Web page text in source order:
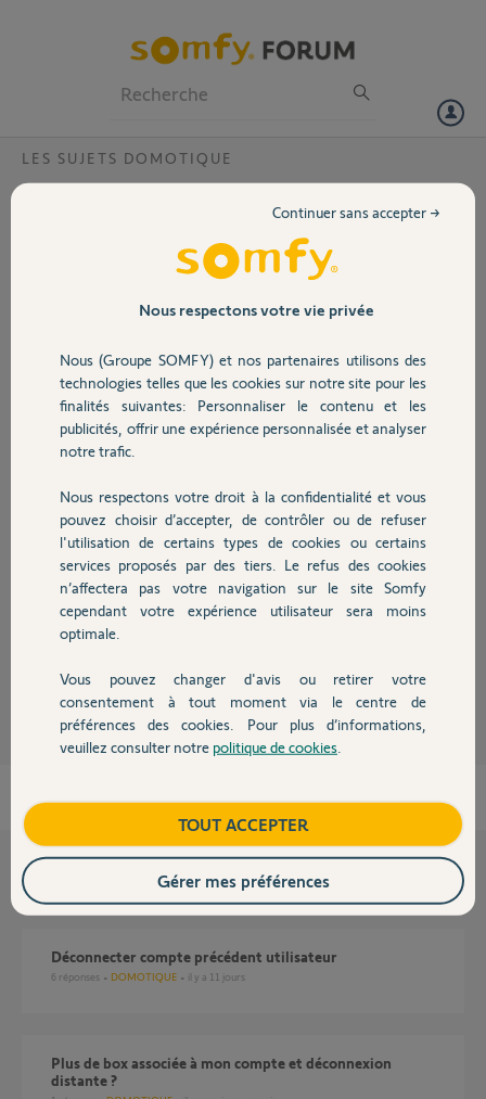
Volet
Sécurité
Domotique
Chauffage
Autres produits
Devis avec un pro
Contact
LES SUJETS DOMOTIQUE
J'ai été connecté de mon compte Somfy et je ne parviens pas à
retrouver mon e-mail de connexion...
Dispositif TaHoma Switch
Merci pour votre aide
Nicole C.
il y a environ un mois
Participer au fil de discussion
Réponses
zero réponse?
il y a environ un mois
Questions liées
Déconnecter compte précédent utilisateur
6 réponses DOMOTIQUE il y a 11 jours
Plus de box associée à mon compte et déconnexion
distante ?
Nous respectons votre vie privée
Nous (Groupe SOMFY) et nos partenaires utilisons des
technologies telles que les cookies sur notre site pour les
finalités suivantes: Personnaliser le contenu et les
publicités, offrir une expérience personnalisée et analyser
notre trafic.
Nous respectons votre droit à la confidentialité et vous
pouvez choisir d’accepter, de contrôler ou de refuser
l'utilisation de certains types de cookies ou certains
services proposés par des tiers. Le refus des cookies
n’affectera pas votre navigation sur le site Somfy
cependant votre expérience utilisateur sera moins
optimale.
Vous pouvez changer d'avis ou retirer votre
consentement à tout moment via le centre de
préférences des cookies. Pour plus d’informations,
veuillez consulter notre politique de cookies
Continuer sans accepter →
TOUT ACCEPTER
Gérer mes préférences